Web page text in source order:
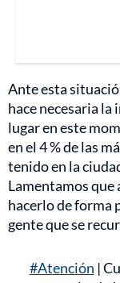
Ante esta
hace necesaria
lugar en este
en el 4 % de las
tenido en la
Lamentamos
hacerlo de forma
gente que se
#Atención |